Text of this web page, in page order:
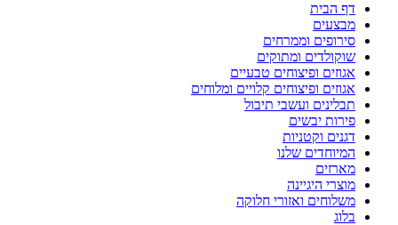
דף הבית
מבצעים
סירופים וממרחים
שוקולדים ומתוקים
אגוזים ופיצוחים טבעיים
אגוזים ופיצוחים קלויים ומלוחים
תבלינים ועשבי תיבול
פירות יבשים
דגנים וקטניות
המיוחדים שלנו
מארזים
מוצרי היגיינה
משלוחים ואזורי חלוקה
בלוג